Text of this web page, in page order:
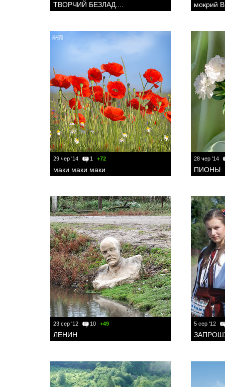
ТВОРЧИЙ БЕЗЛАД.... мокрий
29 чер '14 1 +72
маки маки маки
28 чер '14
ПИОНЫ
23 сер '12 10 +49
ЛЕНИН
5 сер '12